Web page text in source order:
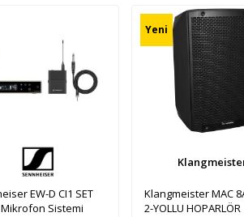
EW-D CI1 SET
Sistemi
Yeni
Klangmeister MAC
2-YOLLU HOPARLÖR